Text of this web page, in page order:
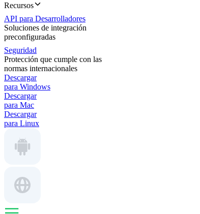
Recursos
API para Desarrolladores
Soluciones de integración
preconfiguradas
Seguridad
Protección que cumple con las
normas internacionales
Descargar
para Windows
Descargar
para Mac
Descargar
para Linux